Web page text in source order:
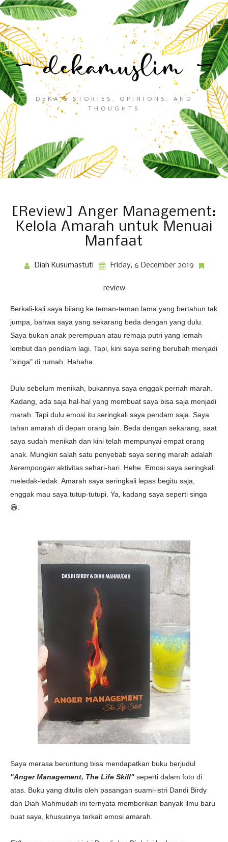
DEKA'S STORIES, OPINIONS, AND
THOUGHTS
[Review] Anger Management:
Kelola Amarah untuk Menuai
Manfaat
Diah Kusumastuti Friday, 6 December 2019
review
Berkali-kali saya bilang ke teman-teman lama yang bertahun tak
jumpa, bahwa saya yang sekarang beda dengan yang dulu.
Saya bukan anak perempuan atau remaja putri yang lemah
lembut dan pendiam lagi. Tapi, kini saya sering berubah menjadi
"singa" di rumah. Hahaha.
Dulu sebelum menikah, bukannya saya enggak pernah marah.
Kadang, ada saja hal-hal yang membuat saya bisa saja menjadi
marah. Tapi dulu emosi itu seringkali saya pendam saja. Saya
tahan amarah di depan orang lain. Beda dengan sekarang, saat
saya sudah menikah dan kini telah mempunyai empat orang
anak. Mungkin salah satu penyebab saya sering marah adalah
kerempongan aktivitas sehari-hari. Hehe. Emosi saya seringkali
meledak-ledak. Amarah saya seringkali lepas begitu saja,
enggak mau saya tutup-tutupi. Ya, kadang saya seperti singa
😄.
Saya merasa beruntung bisa mendapatkan buku berjudul
"Anger Management, The Life Skill" seperti dalam foto di
atas. Buku yang ditulis oleh pasangan suami-istri Dandi Birdy
dan Diah Mahmudah ini ternyata memberikan banyak ilmu baru
buat saya, khususnya terkait emosi amarah.